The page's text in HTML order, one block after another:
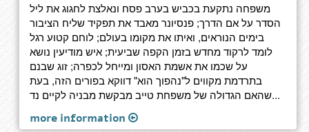
משפחה נתקעת בכביש בערב פסח ונאלצת לחגוג את ליל
הסדר על אם הדרך; פנסיונר מאבד את תפקיד שליח הציבור
בימים הנוראים, ואיתו את מקומו בעולם; לוחם קטוע רגל
לומד לרקוד מחדש בזמן הקפה שביעית; איש מודיעין נושא
על שכמו את אשמת האסון ומייחל לכפרה; זוג שבנם
בתרדמת מקווים ל"נהפוך הוא" דווקא בפורים הזה, בעת
שהאם הגדולה של משפחת טייב מבקשת מבניה לקיים נד...
more information